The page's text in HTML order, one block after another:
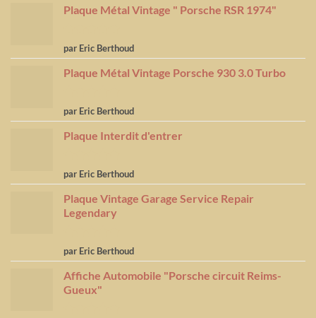
Plaque Métal Vintage " Porsche RSR 1974"
Note5 sur
5
par Eric Berthoud
Plaque Métal Vintage Porsche 930 3.0 Turbo
Note5 sur
5
par Eric Berthoud
Plaque Interdit d'entrer
Note5 sur
5
par Eric Berthoud
Plaque Vintage Garage Service Repair
Legendary
Note5 sur
5
par Eric Berthoud
Affiche Automobile "Porsche circuit Reims-
Gueux"